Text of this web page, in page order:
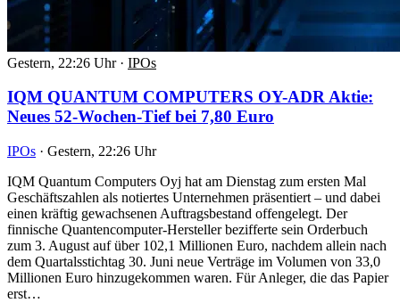
Gestern, 22:26 Uhr · IPOs
IQM QUANTUM COMPUTERS OY-ADR Aktie:
Neues 52-Wochen-Tief bei 7,80 Euro
IPOs · Gestern, 22:26 Uhr
IQM Quantum Computers Oyj hat am Dienstag zum ersten Mal
Geschäftszahlen als notiertes Unternehmen präsentiert – und dabei
einen kräftig gewachsenen Auftragsbestand offengelegt. Der
finnische Quantencomputer-Hersteller bezifferte sein Orderbuch
zum 3. August auf über 102,1 Millionen Euro, nachdem allein nach
dem Quartalsstichtag 30. Juni neue Verträge im Volumen von 33,0
Millionen Euro hinzugekommen waren. Für Anleger, die das Papier
erst…